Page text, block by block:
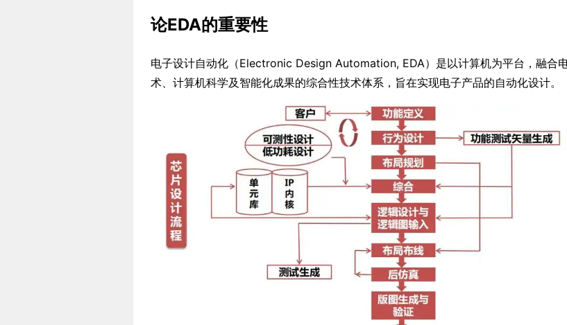
论EDA的重要性
电子设计自动化（Electronic Design Automation, EDA）是以计算机为平台，融合
术、计算机科学及智能化成果的综合性技术体系，旨在实现电子产品的自动化设计。